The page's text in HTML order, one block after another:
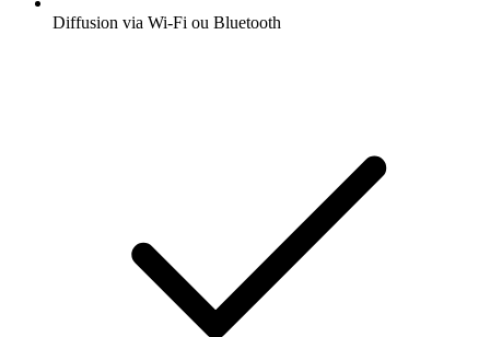
Diffusion via Wi-Fi ou Bluetooth